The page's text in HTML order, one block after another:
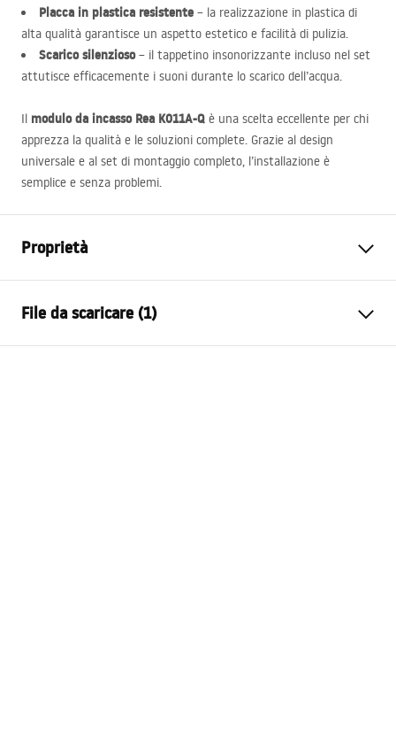
Placca in plastica resistente – la realizzazione in plastica di
alta qualità garantisce un aspetto estetico e facilità di pulizia.
Scarico silenzioso– il tappetino insonorizzante incluso nel set
attutisce efficacemente i suoni durante lo scarico dell’acqua.
Il modulo da incasso Rea K011A-Q è una scelta eccellente per chi
apprezza la qualità e le soluzioni complete. Grazie al design
universale e al set di montaggio completo, l’installazione è
semplice e senza problemi.
Proprietà
Modello
Pulsanti di scarico compatibili
Tipo HD
File da scaricare (1)